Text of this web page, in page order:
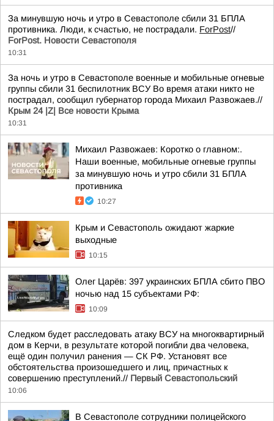
За минувшую ночь и утро в Севастополе сбили 31 БПЛА
противника. Люди, к счастью, не пострадали. ForPost//
ForPost. Новости Севастополя
10:31
За ночь и утро в Севастополе военные и мобильные огневые
группы сбили 31 беспилотник ВСУ Во время атаки никто не
пострадал, сообщил губернатор города Михаил Развожаев.//
Крым 24 |Z| Все новости Крыма
10:31
Михаил Развожаев: Коротко о главном:.
Наши военные, мобильные огневые группы
за минувшую ночь и утро сбили 31 БПЛА
противника
10:27
Крым и Севастополь ожидают жаркие
выходные
10:15
Олег Царёв: 397 украинских БПЛА сбито ПВО
ночью над 15 субъектами РФ:
10:09
Следком будет расследовать атаку ВСУ на многоквартирный
дом в Керчи, в результате которой погибли два человека,
ещё один получил ранения — СК РФ. Установят все
обстоятельства произошедшего и лиц, причастных к
совершению преступлений.// Первый Севастопольский
10:06
В Севастополе сотрудники полицейского